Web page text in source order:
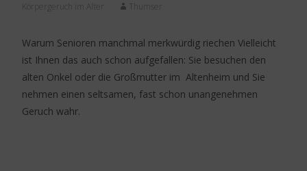
Körpergeruch im Alter
Thumser
Warum Senioren manchmal merkwürdig riechen Vielleicht
ist Ihnen das auch schon aufgefallen: Sie besuchen den
alten Onkel oder die Großmutter im Altenheim und Sie
nehmen einen seltsamen, fast schon unangenehmen
Geruch wahr.